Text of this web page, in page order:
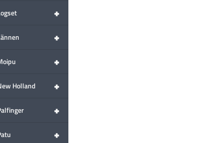
+
+
+
+
Holland
+
+